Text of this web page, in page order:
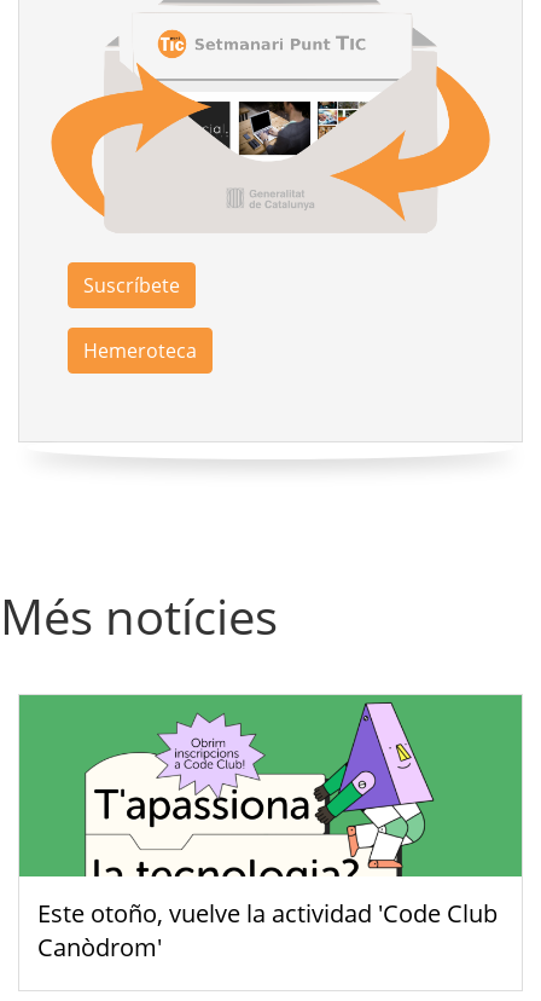
Suscríbete
Hemeroteca
Més notícies
Este otoño, vuelve la actividad 'Code Club
Canòdrom'